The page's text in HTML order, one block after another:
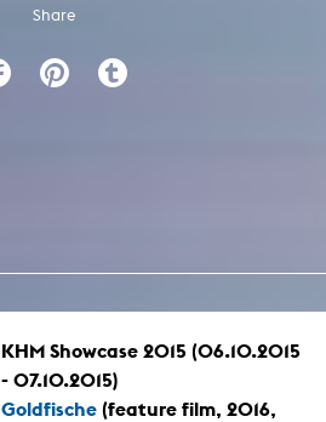
Share
KHM Showcase 2015 (06.10.2015
- 07.10.2015)
Goldfische (feature film, 2016,